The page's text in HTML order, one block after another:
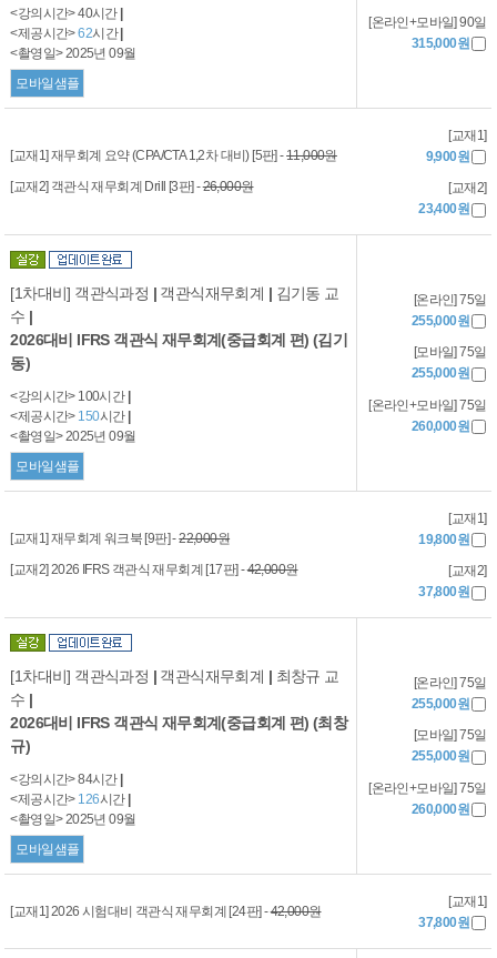
<강의시간> 40시간
<제공시간>62시간
<촬영일> 2025년 09월
모바일샘플
[온라인+모바일] 90일
315,000원
[교재1] 재무회계 요약 (CPA/CTA 1,2차 대비) [5판] -11,000원
[교재2] 객관식 재무회계 Drill [3판] -26,000원
[교재1]
9,900원
[교재2]
23,400원
[1차대비] 객관식과정 | 객관식재무회계 | 김기동 교
수 |
2026대비 IFRS 객관식 재무회계(중급회계 편) (김기
동)
<강의시간> 100시간
<제공시간> 150시간
<촬영일> 2025년 09월
모바일샘플
[온라인] 75일
255,000원
[모바일] 75일
255,000원
[온라인+모바일] 75일
260,000원
[교재1] 재무회계 워크북 [9판] -22,000원
[교재2] 2026 IFRS 객관식 재무회계 [17판] -42,000원
[교재1]
19,800원
[교재2]
37,800원
[1차대비] 객관식과정 | 객관식재무회계 | 최창규 교
수 |
2026대비 IFRS 객관식 재무회계(중급회계 편) (최창
규)
<강의시간> 84시간
<제공시간> 126시간
<촬영일> 2025년 09월
모바일샘플
[온라인] 75일
255,000원
[모바일] 75일
255,000원
[온라인+모바일] 75일
260,000원
[교재1] 2026 시험대비 객관식 재무회계 [24판] -42,000원
[교재1]
37,800원